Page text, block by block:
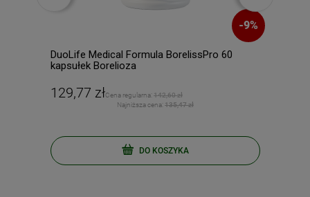
-9%
DuoLife Medical Formula BorelissPro 60
kapsułek Borelioza
129,77 złCena regularna: 142,60 zł
Najniższa cena: 135,47 zł
DO KOSZYKA